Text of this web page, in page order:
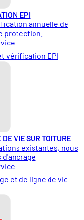
EPI
annuelle de
protection.
vérification EPI
VIE SUR TOITURE
existantes, nous
et de ligne de vie